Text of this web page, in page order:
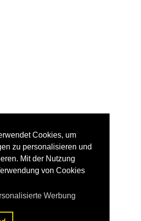
Cookies, um
zu personalisieren und
Mit der Nutzung
von Cookies
Werbung